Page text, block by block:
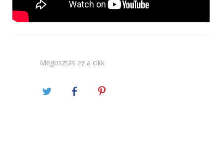
Megosztás ez a cikk